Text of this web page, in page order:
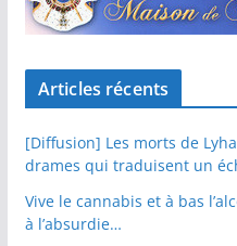
Articles récents
[Diffusion] Les morts de
drames qui traduisent un
Vive le cannabis et à bas
à l’absurdie…